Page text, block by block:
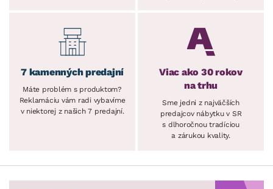
7 kamenných predajní
Máte problém s produktom?
Reklamáciu vám radi vybavíme
v niektorej z našich 7 predajní.
Viac ako 30 rokov
na trhu
Sme jedni z najväčších
predajcov nábytku v SR
s dlhoročnou tradíciou
a zárukou kvality.